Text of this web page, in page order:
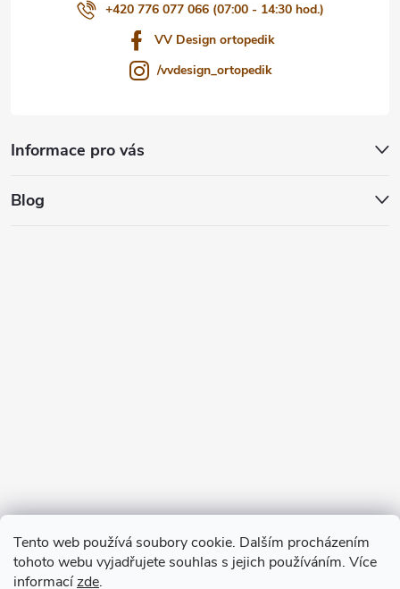
Tento web používá soubory cookie. Dalším procházením
tohoto webu vyjadřujete souhlas s jejich používáním. Více
informacízde.
+420 776 077 066 (07:00 - 14:30 hod.)
VV Design ortopedik
/vvdesign_ortopedik
Informace pro vás
Blog